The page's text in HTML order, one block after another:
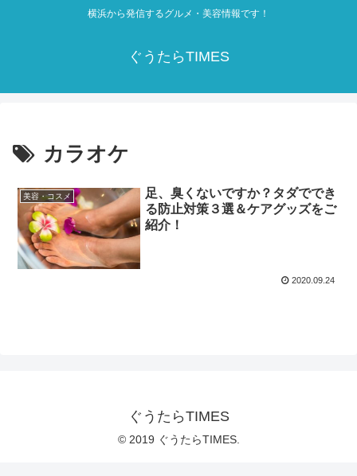
横浜から発信するグルメ・美容情報です！
ぐうたらTIMES
カラオケ
美容・コスメ
足、臭くないですか？タダででき
る防止対策３選＆ケアグッズをご
紹介！
2020.09.24
ぐうたらTIMES
© 2019 ぐうたらTIMES.